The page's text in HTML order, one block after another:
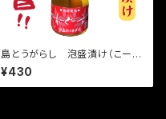
島とうがらし 泡盛漬け（こーれ
ーぐす）35ｇ
¥430